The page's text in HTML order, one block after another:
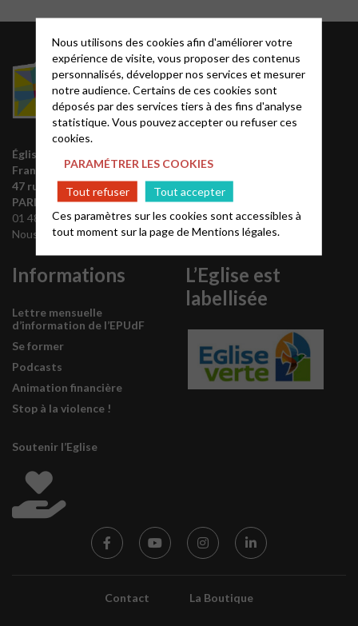
Église protestante unie de
France
47 rue de Clichy 75009
PARIS
01 48 74 90 92
Nous contacter
Acteurs EPUdF
Le site National
Liste des régions
Synodes et décisions
Déclarer sa foi
Partenaires
Outils de communication
Tutoriels
Informations
Lettre mensuelle
d’information de l’EPUdF
Se former
Podcasts
Animation financière
Stop à la violence !
Soutenir l’Eglise
L’Eglise est
labellisée
Contact La Boutique
Nous utilisons des cookies afin d'améliorer votre
expérience de visite, vous proposer des contenus
personnalisés, développer nos services et mesurer
notre audience. Certains de ces cookies sont
déposés par des services tiers à des fins d'analyse
statistique. Vous pouvez accepter ou refuser ces
cookies.
PARAMÉTRER LES COOKIES
Tout refuser
Tout accepter
Ces paramètres sur les cookies sont accessibles à
tout moment sur la page deMentions légales.